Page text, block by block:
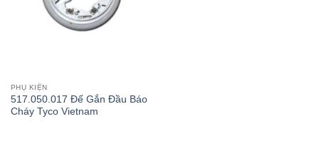
PHỤ KIỆN
517.050.017 Đế Gắn Đầu Báo
Cháy Tyco Vietnam